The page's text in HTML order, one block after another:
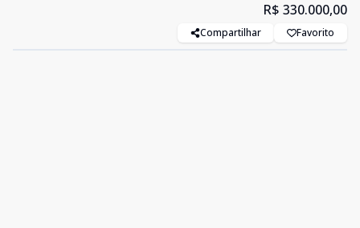
R$ 330.000,00
Compartilhar Favorito